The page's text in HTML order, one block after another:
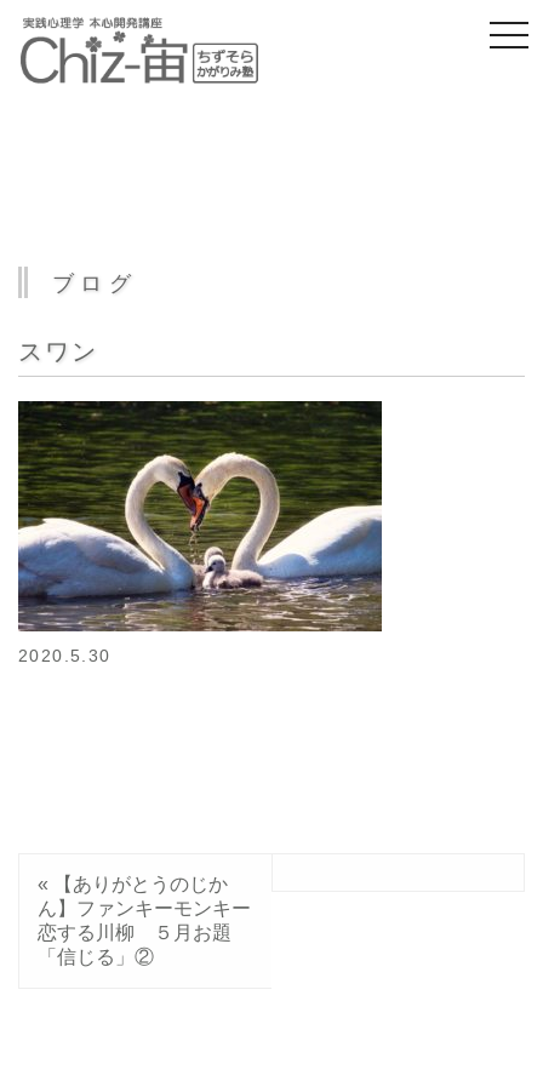
ブログ
スワン
2020.5.30
«
【ありがとうのじか
ん】ファンキーモンキー
恋する川柳 ５月お題
「信じる」②